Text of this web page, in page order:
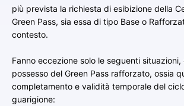
più prevista la richiesta di esibizione della
Green Pass, sia essa di tipo Base o
contesto.
Fanno eccezione solo le seguenti
possesso del Green Pass rafforzato, ossia
completamento e validità temporale del
guarigione: